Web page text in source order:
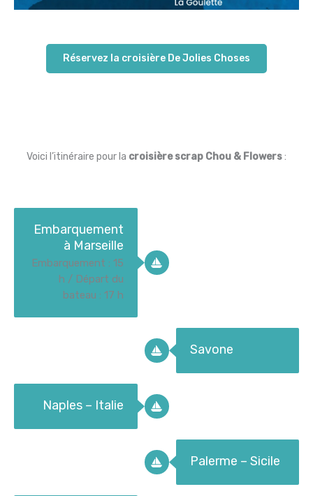
Réservez la croisière De Jolies Choses
Voici l’itinéraire pour la croisière scrap Chou & Flowers:
Embarquement
à Marseille
Embarquement : 15
h / Départ du
bateau : 17 h
Savone
Naples – Italie
Palerme – Sicile